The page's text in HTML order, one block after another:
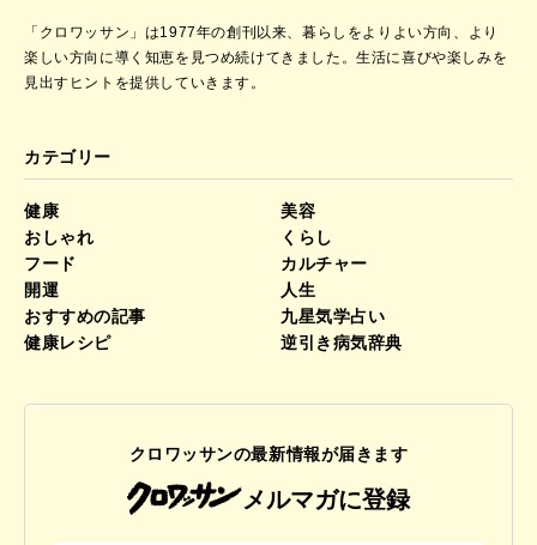
「クロワッサン」は1977年の創刊以来、暮らしをよりよい方向、より
楽しい方向に導く知恵を見つめ続けてきました。生活に喜びや楽しみを
見出すヒントを提供していきます。
カテゴリー
健康
美容
おしゃれ
くらし
フード
カルチャー
開運
人生
おすすめの記事
九星気学占い
健康レシピ
逆引き病気辞典
クロワッサンの最新情報が届きます
メルマガに登録